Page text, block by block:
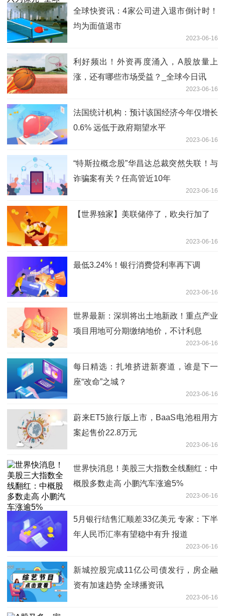
全球快资讯：4家公司进入退市倒计时！
均为面值退市
2023-06-16
利好频出！外资再度涌入，A股放量上
涨，还有哪些市场受益？_全球今日讯
2023-06-16
法国统计机构：预计该国经济今年仅增长
0.6% 远低于政府期望水平
2023-06-16
“特斯拉概念股”华昌达总裁突然失联！与
诈骗案有关？任高管近10年
2023-06-16
【世界独家】美联储停了，欧央行加了
2023-06-16
最低3.24%！银行消费贷利率再下调
2023-06-16
世界最新：深圳将出土地新政！重点产业
项目用地可分期缴纳地价，不计利息
2023-06-16
每日精选：扎堆挤进新赛道，谁是下一
座“改命”之城？
2023-06-16
蔚来ET5旅行版上市，BaaS电池租用方
案起售价22.8万元
2023-06-16
世界快消息！美股三大指数全线翻红：中
概股多数走高 小鹏汽车涨逾5%
2023-06-16
5月银行结售汇顺差33亿美元 专家：下半
年人民币汇率有望稳中有升 报道
2023-06-16
新城控股完成11亿公司债发行，房企融
资有加速趋势 全球播资讯
2023-06-16